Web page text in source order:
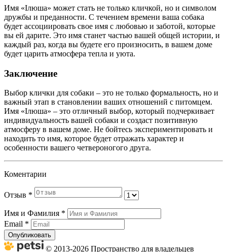
Имя «Ілюша» может стать не только кличкой, но и символом
дружбы и преданности. С течением времени ваша собака
будет ассоциировать свое имя с любовью и заботой, которые
вы ей дарите. Это имя станет частью вашей общей истории, и
каждый раз, когда вы будете его произносить, в вашем доме
будет царить атмосфера тепла и уюта.
Заключение
Выбор клички для собаки – это не только формальность, но и
важный этап в становлении ваших отношений с питомцем.
Имя «Ілюша» – это отличный выбор, который подчеркивает
индивидуальность вашей собаки и создаст позитивную
атмосферу в вашем доме. Не бойтесь экспериментировать и
находить то имя, которое будет отражать характер и
особенности вашего четвероногого друга.
Коментарии
Отзыв *
Имя и Фамилия *
Email *
Опубликовать
© 2013-2026 Пространство для владельцев